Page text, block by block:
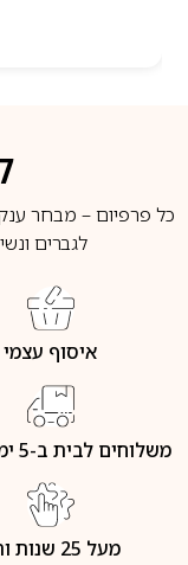
כל פרפיום – מבחר
לגברים
איסוף עצמי
משלוחים לבית ב-5 ימי עסקים
מעל 25 שנות ותק